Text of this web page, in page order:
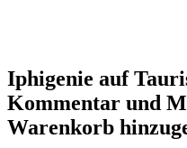
Iphigenie auf
Kommentar und
Warenkorb